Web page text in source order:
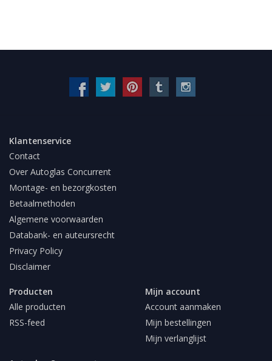
Klantenservice
Contact
Over Autoglas Concurrent
Montage- en bezorgkosten
Betaalmethoden
Algemene voorwaarden
Databank- en auteursrecht
Privacy Policy
Disclaimer
Producten
Alle producten
RSS-feed
Mijn account
Account aanmaken
Mijn bestellingen
Mijn verlanglijst